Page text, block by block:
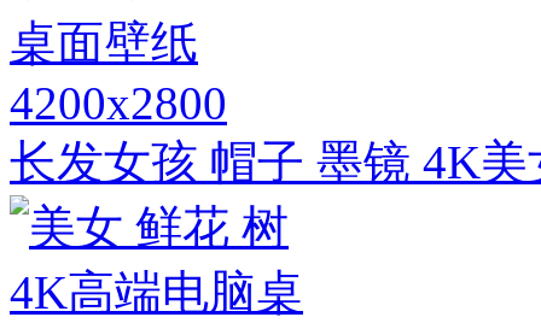
4200x2800
长发女孩 帽子 墨镜 4K